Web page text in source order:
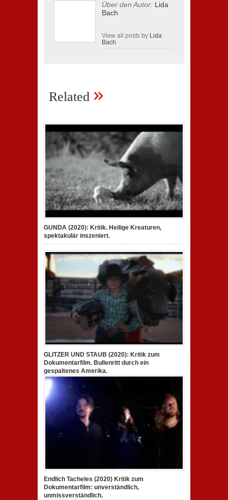
Über den Autor: Lida
Bach
View all posts by
Lida
Bach
Related »
GUNDA (2020): Kritik. Heilige Kreaturen,
spektakulär inszeniert.
GLITZER UND STAUB (2020): Kritik zum
Dokumentarfilm. Bullenritt durch ein
gespaltenes Amerika.
Endlich Tacheles (2020) Kritik zum
Dokumentarfilm: unverständlich,
unmissverständlich.